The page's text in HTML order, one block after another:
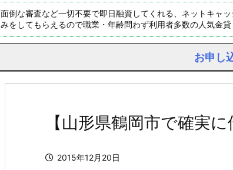
面倒な審査など一切不要で即日融資してくれる、ネットキャ
みをしてもらえるので職業・年齢問わず利用者多数の人気金貸
お申し
【山形県鶴岡市で確実
2015年12月20日